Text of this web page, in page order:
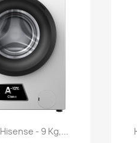
rápida- 9 Kg,...